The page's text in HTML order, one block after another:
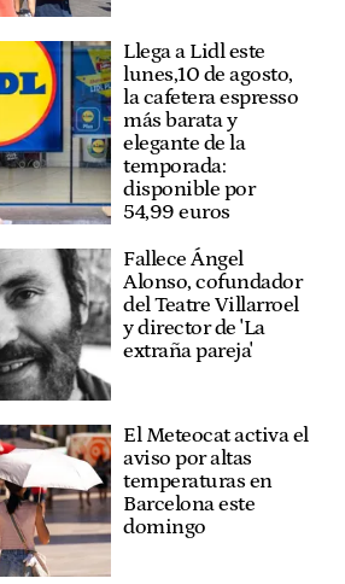
Llega a Lidl este
lunes,10 de agosto,
la cafetera espresso
más barata y
elegante de la
temporada:
disponible por
54,99 euros
Fallece Ángel
Alonso, cofundador
del Teatre Villarroel
y director de 'La
extraña pareja'
El Meteocat activa el
aviso por altas
temperaturas en
Barcelona este
domingo